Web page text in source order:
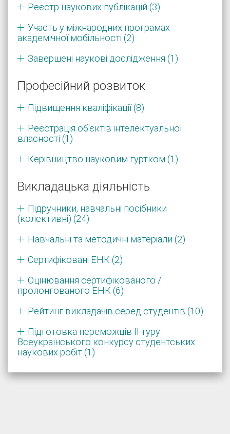
Реєстр наукових публікацій (3)
Участь у міжнародних програмах
академічної мобільності (2)
Завершені наукові дослідження (1)
Професійний розвиток
Підвищення кваліфікації (8)
Реєстрація об'єктів інтелектуальної
власності (1)
Керівництво науковим гуртком (1)
Викладацька діяльність
Підручники, навчальні посібники
(колективні) (24)
Навчальні та методичні матеріали (2)
Сертифіковані ЕНК (2)
Оцінювання сертифікованого /
пролонгованого ЕНК (6)
Рейтинг викладачів серед студентів (10)
Підготовка переможців ІІ туру
Всеукраїнського конкурсу студентських
наукових робіт (1)